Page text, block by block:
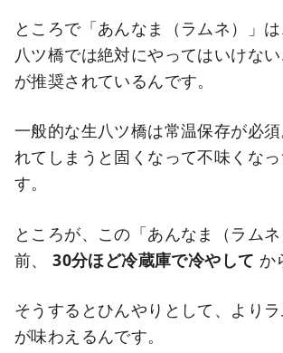
ところで「あんなま（ラムネ）」
八ツ橋では絶対にやってはいけな
が推奨されているんです。
一般的な生八ツ橋は常温保存が必
れてしまうと固くなって不味くな
す。
ところが、この「あんなま（ラム
前、
30分ほど冷蔵庫で冷やして か
そうするとひんやりとして、より
が味わえるんです。